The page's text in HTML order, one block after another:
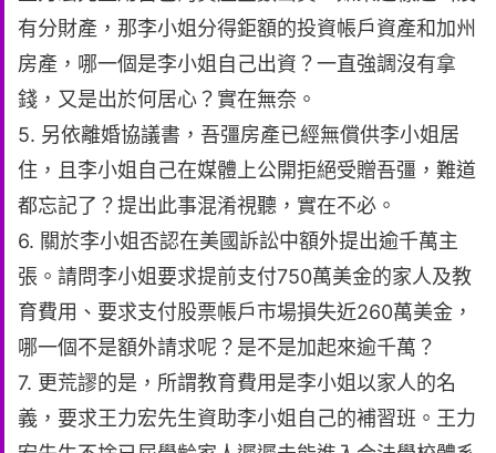
有分財產，那李小姐分得鉅額的投資帳戶資產和加州
房產，哪一個是李小姐自己出資？一直強調沒有拿
錢，又是出於何居心？實在無奈。
5. 另依離婚協議書，吾彊房產已經無償供李小姐居
住，且李小姐自己在媒體上公開拒絕受贈吾彊，難道
都忘記了？提出此事混淆視聽，實在不必。
6. 關於李小姐否認在美國訴訟中額外提出逾千萬主
張。請問李小姐要求提前支付750萬美金的家人及教
育費用、要求支付股票帳戶市場損失近260萬美金，
哪一個不是額外請求呢？是不是加起來逾千萬？
7. 更荒謬的是，所謂教育費用是李小姐以家人的名
義，要求王力宏先生資助李小姐自己的補習班。王力